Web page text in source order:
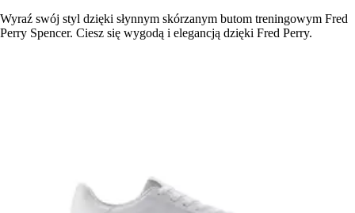
Wyraź swój styl dzięki słynnym skórzanym butom treningowym Fred
Perry Spencer. Ciesz się wygodą i elegancją dzięki Fred Perry.